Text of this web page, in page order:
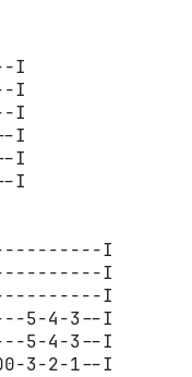
I
I
I
I
I
I
I
I
I
5-4-3--I
5-4-3--I
3-2-1--I